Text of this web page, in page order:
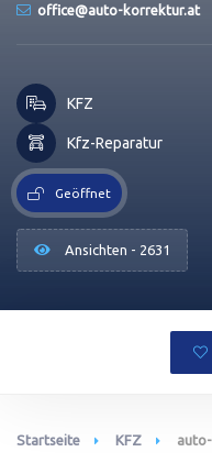
office@auto-korrektur.at
KFZ
Kfz-Reparatur
Geöffnet
Ansichten - 2631
Startseite KFZ